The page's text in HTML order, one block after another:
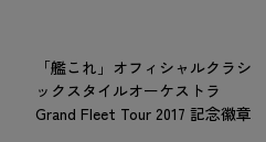
「艦これ」オフィシャルクラシ
ックスタイルオーケストラ
Grand Fleet Tour 2017 記念徽章